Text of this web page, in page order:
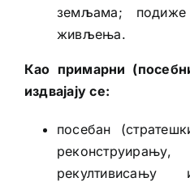
земљама;
живљења.
Као примарни
издвајају се:
посебан
рекултивисању